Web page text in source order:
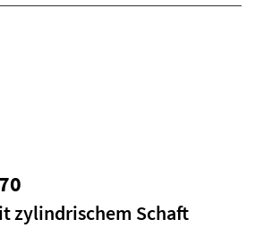
zylindrischem Schaft